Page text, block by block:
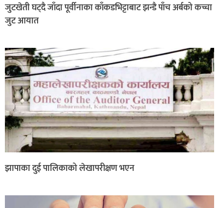
जुटखेती घट्दै जाँदा पूर्वीनाका काँकडभिट्टाबाट झन्डै पाँच अर्बको कच्चा
जुट आयात
झापाका दुई पालिकाको लेखापरीक्षण भएन